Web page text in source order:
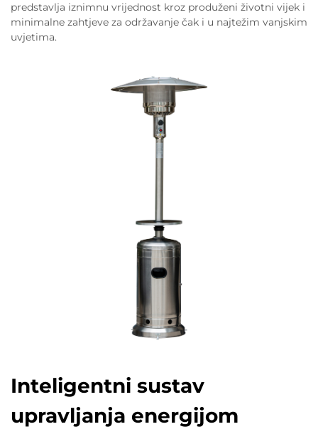
predstavlja iznimnu vrijednost kroz produženi životni vijek i
minimalne zahtjeve za održavanje čak i u najtežim vanjskim
uvjetima.
Inteligentni sustav
upravljanja energijom